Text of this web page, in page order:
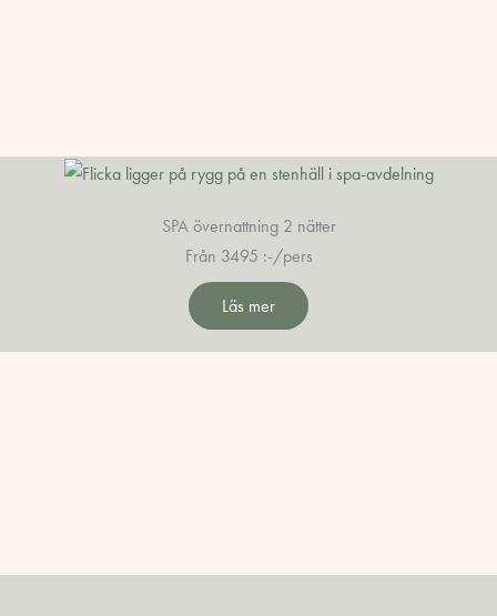
SPA övernattning 2 nätter
Från 3495 :-/pers
Läs mer